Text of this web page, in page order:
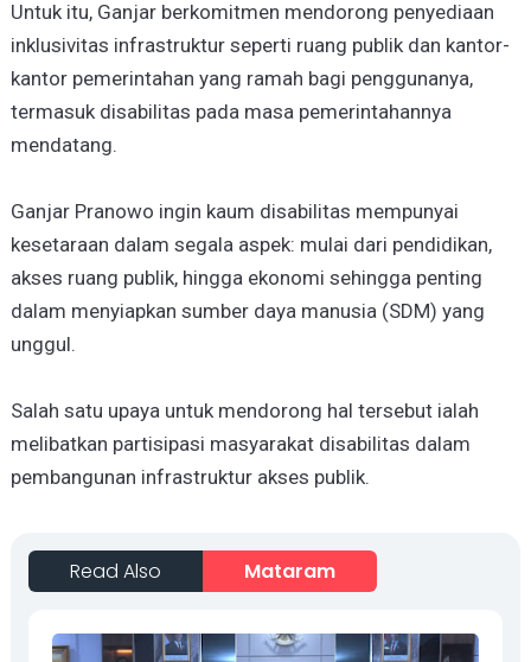
Untuk itu, Ganjar berkomitmen mendorong penyediaan
inklusivitas infrastruktur seperti ruang publik dan kantor-
kantor pemerintahan yang ramah bagi penggunanya,
termasuk disabilitas pada masa pemerintahannya
mendatang.
Ganjar Pranowo ingin kaum disabilitas mempunyai
kesetaraan dalam segala aspek: mulai dari pendidikan,
akses ruang publik, hingga ekonomi sehingga penting
dalam menyiapkan sumber daya manusia (SDM) yang
unggul.
Salah satu upaya untuk mendorong hal tersebut ialah
melibatkan partisipasi masyarakat disabilitas dalam
pembangunan infrastruktur akses publik.
Read Also Mataram